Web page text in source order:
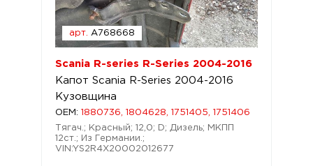
арт. A768668
Scania R-series R-Series 2004-2016
Капот Scania R-Series 2004-2016
Кузовщина
OEM: 1880736, 1804628, 1751405, 1751406
Тягач.; Красный; 12,0; D; Дизель; МКПП
12ст.; Из Германии.;
VIN:YS2R4X20002012677